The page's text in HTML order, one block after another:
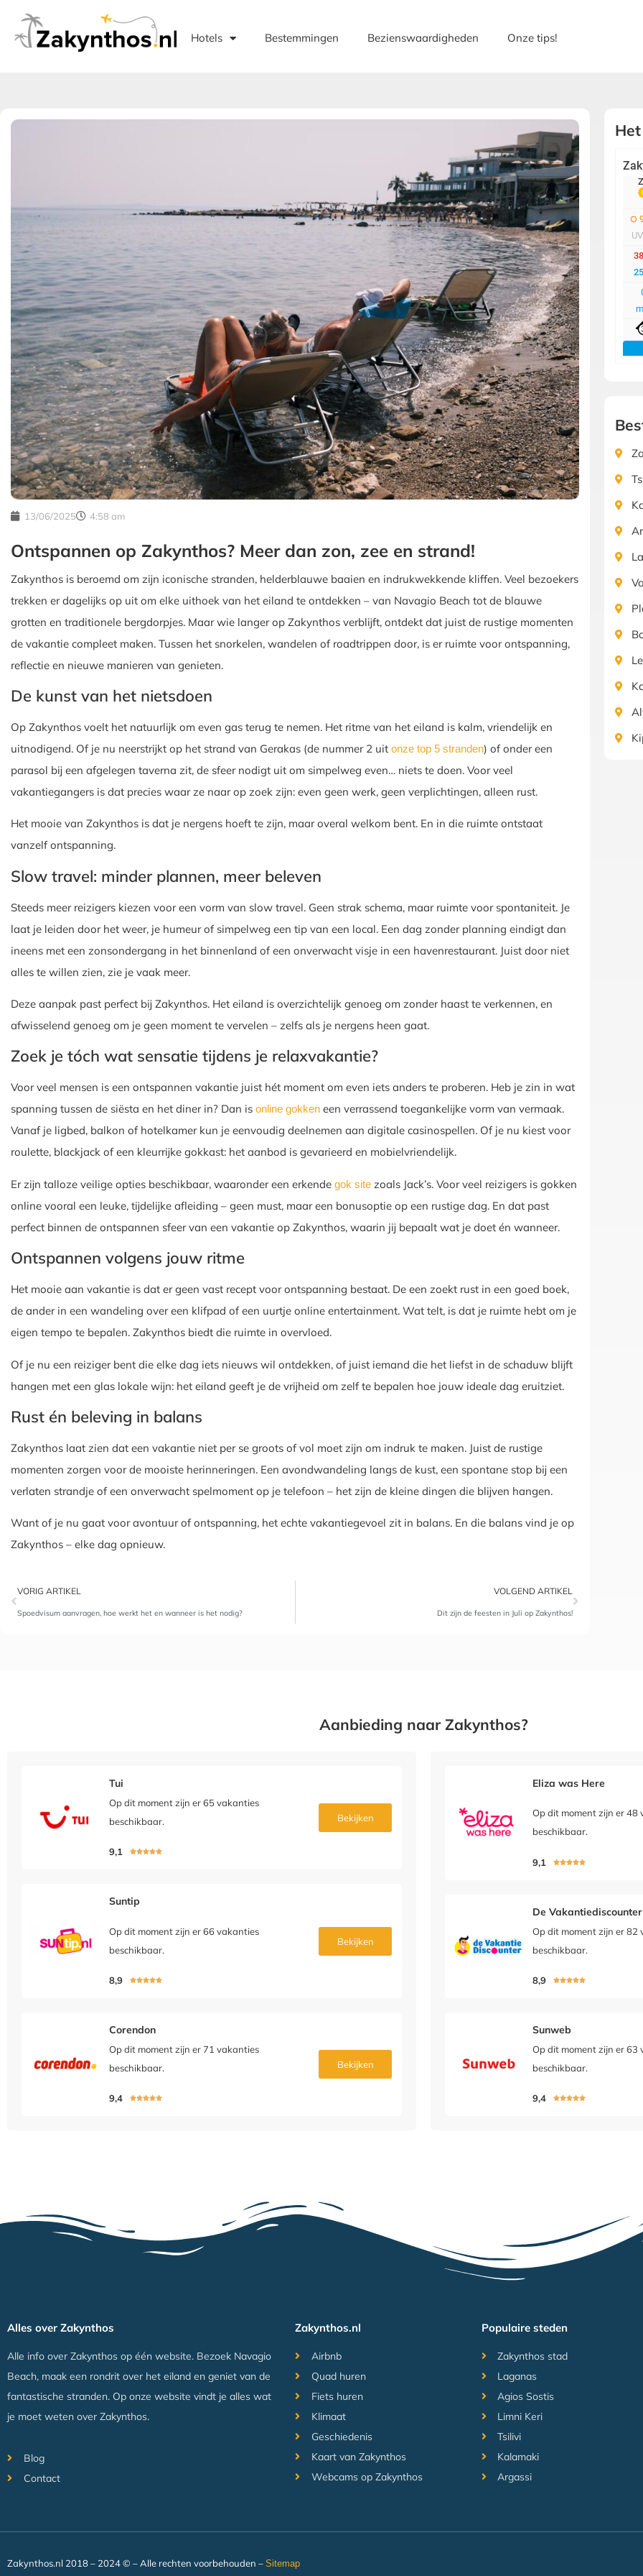
Hotels Bestemmingen Bezienswaardigheden Onze tips!
13/06/2025 4:58 am
Ontspannen op Zakynthos? Meer dan zon, zee en strand!
Zakynthos is beroemd om zijn iconische stranden, helderblauwe baaien en indrukwekkende kliffen. Veel bezoekers
trekken er dagelijks op uit om elke uithoek van het eiland te ontdekken – van Navagio Beach tot de blauwe
grotten en traditionele bergdorpjes. Maar wie langer op Zakynthos verblijft, ontdekt dat juist de rustige momenten
de vakantie compleet maken. Tussen het snorkelen, wandelen of roadtrippen door, is er ruimte voor ontspanning,
reflectie en nieuwe manieren van genieten.
De kunst van het nietsdoen
Op Zakynthos voelt het natuurlijk om even gas terug te nemen. Het ritme van het eiland is kalm, vriendelijk en
uitnodigend. Of je nu neerstrijkt op het strand van Gerakas (de nummer 2 uit onze top 5 stranden) of onder een
parasol bij een afgelegen taverna zit, de sfeer nodigt uit om simpelweg even… niets te doen. Voor veel
vakantiegangers is dat precies waar ze naar op zoek zijn: even geen werk, geen verplichtingen, alleen rust.
Het mooie van Zakynthos is dat je nergens hoeft te zijn, maar overal welkom bent. En in die ruimte ontstaat
vanzelf ontspanning.
Slow travel: minder plannen, meer beleven
Steeds meer reizigers kiezen voor een vorm van slow travel. Geen strak schema, maar ruimte voor spontaniteit. Je
laat je leiden door het weer, je humeur of simpelweg een tip van een local. Een dag zonder planning eindigt dan
ineens met een zonsondergang in het binnenland of een onverwacht visje in een havenrestaurant. Juist door niet
alles te willen zien, zie je vaak meer.
Deze aanpak past perfect bij Zakynthos. Het eiland is overzichtelijk genoeg om zonder haast te verkennen, en
afwisselend genoeg om je geen moment te vervelen – zelfs als je nergens heen gaat.
Zoek je tóch wat sensatie tijdens je relaxvakantie?
Voor veel mensen is een ontspannen vakantie juist hét moment om even iets anders te proberen. Heb je zin in wat
spanning tussen de siësta en het diner in? Dan is online gokken een verrassend toegankelijke vorm van vermaak.
Vanaf je ligbed, balkon of hotelkamer kun je eenvoudig deelnemen aan digitale casinospellen. Of je nu kiest voor
roulette, blackjack of een kleurrijke gokkast: het aanbod is gevarieerd en mobielvriendelijk.
Er zijn talloze veilige opties beschikbaar, waaronder een erkende gok site zoals Jack’s. Voor veel reizigers is gokken
online vooral een leuke, tijdelijke afleiding – geen must, maar een bonusoptie op een rustige dag. En dat past
perfect binnen de ontspannen sfeer van een vakantie op Zakynthos, waarin jij bepaalt wat je doet én wanneer.
Ontspannen volgens jouw ritme
Het mooie aan vakantie is dat er geen vast recept voor ontspanning bestaat. De een zoekt rust in een goed boek,
de ander in een wandeling over een klifpad of een uurtje online entertainment. Wat telt, is dat je ruimte hebt om je
eigen tempo te bepalen. Zakynthos biedt die ruimte in overvloed.
Of je nu een reiziger bent die elke dag iets nieuws wil ontdekken, of juist iemand die het liefst in de schaduw blijft
hangen met een glas lokale wijn: het eiland geeft je de vrijheid om zelf te bepalen hoe jouw ideale dag eruitziet.
Rust én beleving in balans
Zakynthos laat zien dat een vakantie niet per se groots of vol moet zijn om indruk te maken. Juist de rustige
momenten zorgen voor de mooiste herinneringen. Een avondwandeling langs de kust, een spontane stop bij een
verlaten strandje of een onverwacht spelmoment op je telefoon – het zijn de kleine dingen die blijven hangen.
Want of je nu gaat voor avontuur of ontspanning, het echte vakantiegevoel zit in balans. En die balans vind je op
Zakynthos – elke dag opnieuw.
VORIG ARTIKEL
Spoedvisum aanvragen, hoe werkt het en wanneer is het nodig?
VOLGEND ARTIKEL
Dit zijn de feesten in Juli op Zakynthos!
Aanbieding naar Zakynthos?
Tui
Op dit moment zijn er 65 vakanties
beschikbaar.
9,1 
Bekijken
Suntip
Op dit moment zijn er 66 vakanties
beschikbaar.
8,9 
Bekijken
Corendon
Op dit moment zijn er 71 vakanties
beschikbaar.
9,4 
Bekijken
Eliza was Here
Op dit moment zijn er 48
beschikbaar.
9,1 
De Vakantiediscounter
Op dit moment zijn er 82
beschikbaar.
8,9 
Sunweb
Op dit moment zijn er 63
beschikbaar.
9,4 
Alles over Zakynthos
Alle info over Zakynthos op één website. Bezoek Navagio
Beach, maak een rondrit over het eiland en geniet van de
fantastische stranden. Op onze website vindt je alles wat
je moet weten over Zakynthos.
Blog
Contact
Zakynthos.nl
Airbnb
Quad huren
Fiets huren
Klimaat
Geschiedenis
Kaart van Zakynthos
Webcams op Zakynthos
Populaire steden
Zakynthos stad
Laganas
Agios Sostis
Limni Keri
Tsilivi
Kalamaki
Argassi
Zakynthos.nl 2018 – 2024 © – Alle rechten voorbehouden – Sitemap